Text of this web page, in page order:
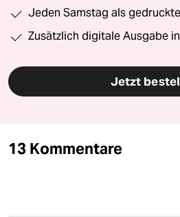
Jeden Samstag als
Zusätzlich digitale Ausgabe
Jetzt
13 Kommentare